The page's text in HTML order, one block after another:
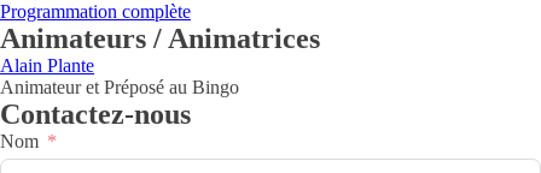
Programmation complète
Animateurs / Animatrices
Alain Plante
Animateur et Préposé au Bingo
Contactez-nous
Nom